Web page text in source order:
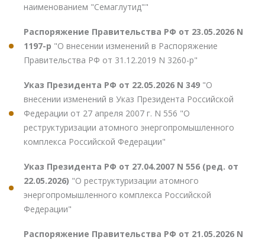
наименованием "Семаглутид""
Распоряжение Правительства РФ от 23.05.2026 N
1197-р "О внесении изменений в Распоряжение
Правительства РФ от 31.12.2019 N 3260-р"
Указ Президента РФ от 22.05.2026 N 349 "О
внесении изменений в Указ Президента Российской
Федерации от 27 апреля 2007 г. N 556 "О
реструктуризации атомного энергопромышленного
комплекса Российской Федерации"
Указ Президента РФ от 27.04.2007 N 556 (ред. от
22.05.2026) "О реструктуризации атомного
энергопромышленного комплекса Российской
Федерации"
Распоряжение Правительства РФ от 21.05.2026 N